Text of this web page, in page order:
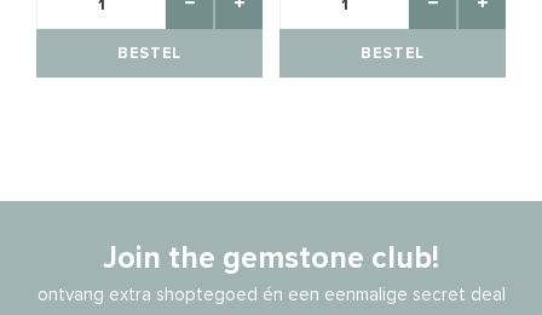
BESTEL BESTEL
Join the gemstone club!
ontvang extra shoptegoed én een eenmalige secret deal